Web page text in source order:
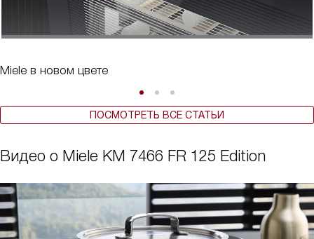
Miele в новом цвете
ПОСМОТРЕТЬ ВСЕ СТАТЬИ
Видео о Miele KM 7466 FR 125 Edition